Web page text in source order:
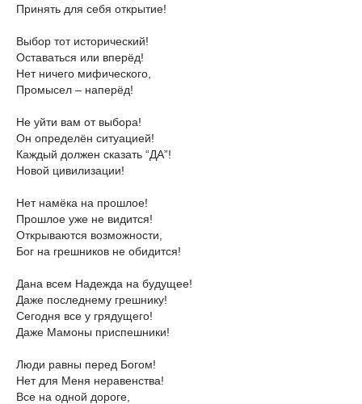
Принять для себя открытие!
Выбор тот исторический!
Оставаться или вперёд!
Нет ничего мифического,
Промысел – наперёд!
Не уйти вам от выбора!
Он определён ситуацией!
Каждый должен сказать “ДА”!
Новой цивилизации!
Нет намёка на прошлое!
Прошлое уже не видится!
Открываются возможности,
Бог на грешников не обидится!
Дана всем Надежда на будущее!
Даже последнему грешнику!
Сегодня все у грядущего!
Даже Мамоны приспешники!
Люди равны перед Богом!
Нет для Меня неравенства!
Все на одной дороге,